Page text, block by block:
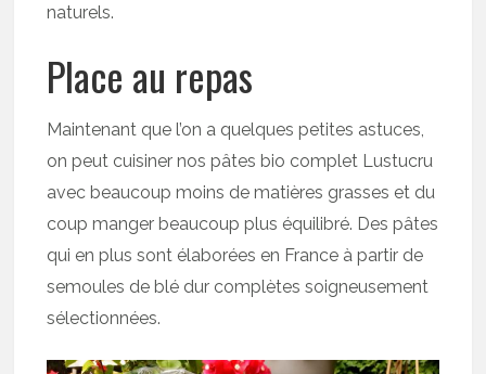
naturels.
Place au repas
Maintenant que l’on a quelques petites astuces,
on peut cuisiner nos pâtes bio complet Lustucru
avec beaucoup moins de matières grasses et du
coup manger beaucoup plus équilibré. Des pâtes
qui en plus sont élaborées en France à partir de
semoules de blé dur complètes soigneusement
sélectionnées.